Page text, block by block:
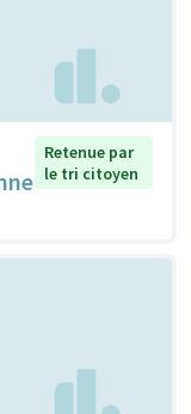
Retenue par
le tri citoyen